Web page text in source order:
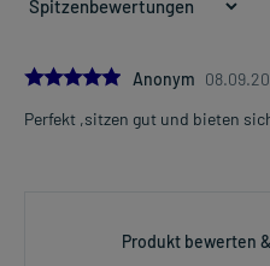
5.0Anonym
Perfekt ,sitzen gut und bieten
Produkt bewerten